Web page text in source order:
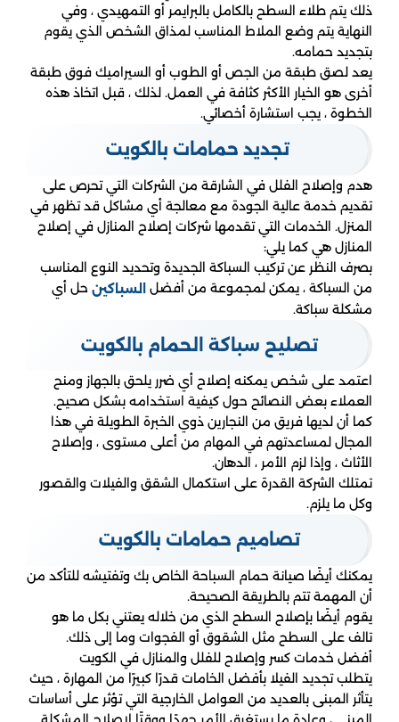
ذلك يتم طلاء السطح بالكامل بالبرايمر أو التمهيدي ، وفي
النهاية يتم وضع الملاط المناسب لمذاق الشخص الذي يقوم
بتجديد حمامه.
يعد لصق طبقة من الجص أو الطوب أو السيراميك فوق طبقة
أخرى هو الخيار الأكثر كثافة في العمل. لذلك ، قبل اتخاذ هذه
الخطوة ، يجب استشارة أخصائي.
تجديد حمامات بالكويت
هدم وإصلاح الفلل في الشارقة من الشركات التي تحرص على
تقديم خدمة عالية الجودة مع معالجة أي مشاكل قد تظهر في
المنزل. الخدمات التي تقدمها شركات إصلاح المنازل في إصلاح
المنازل هي كما يلي:
بصرف النظر عن تركيب السباكة الجديدة وتحديد النوع المناسب
من السباكة ، يمكن لمجموعة من أفضل
السباكين حل أي
مشكلة سباكة.
تصليح سباكة الحمام بالكويت
اعتمد على شخص يمكنه إصلاح أي ضرر يلحق بالجهاز ومنح
العملاء بعض النصائح حول كيفية استخدامه بشكل صحيح.
كما أن لديها فريق من النجارين ذوي الخبرة الطويلة في هذا
المجال لمساعدتهم في المهام من أعلى مستوى ، وإصلاح
الأثاث ، وإذا لزم الأمر ، الدهان.
تمتلك الشركة القدرة على استكمال الشقق والفيلات والقصور
وكل ما يلزم.
تصاميم حمامات بالكويت
يمكنك أيضًا صيانة حمام السباحة الخاص بك وتفتيشه للتأكد من
أن المهمة تتم بالطريقة الصحيحة.
يقوم أيضًا بإصلاح السطح الذي من خلاله يعتني بكل ما هو
تالف على السطح مثل الشقوق أو الفجوات وما إلى ذلك.
أفضل خدمات كسر وإصلاح للفلل والمنازل في الكويت
يتطلب تجديد الفيلا بأفضل الخامات قدرًا كبيرًا من المهارة ، حيث
يتأثر المبنى بالعديد من العوامل الخارجية التي تؤثر على أساسات